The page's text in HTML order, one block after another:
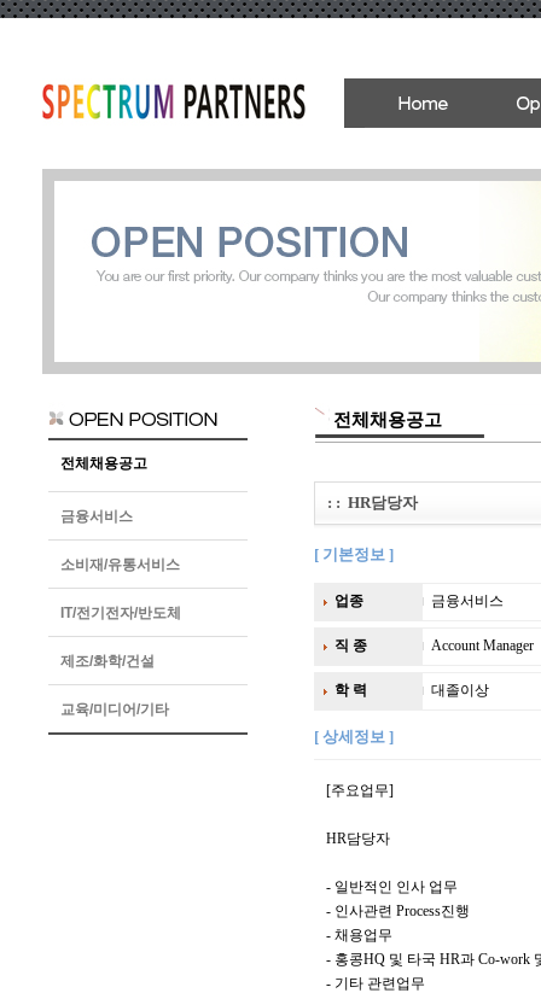
전체채용공고
금융서비스
소비재/유통서비스
IT/전기전자/반도체
제조/화학/건설
교육/미디어/기타
전체채용공고
: : HR담당자
[ 기본정보 ]
업종 금융서비스
직 종 Account Manager
학 력 대졸이상
[ 상세정보 ]
[주요업무]
HR담당자
- 일반적인 인사 업무
- 인사관련 Process진행
- 채용업무
- 홍콩HQ 및 타국 HR과 Co-work
- 기타 관련업무